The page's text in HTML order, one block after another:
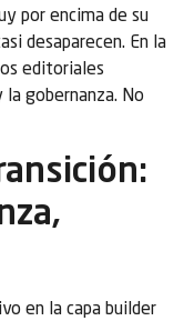
por encima de su
desaparecen. En la
editoriales
la gobernanza. No
en la capa builder